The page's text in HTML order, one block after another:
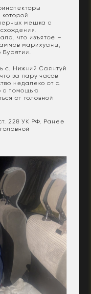
мешка с
что изъятое –
марихуаны,
с. Нижний Саянтуй
за пару часов
недалеко от с.
с помощью
от головной
228 УК РФ. Ранее